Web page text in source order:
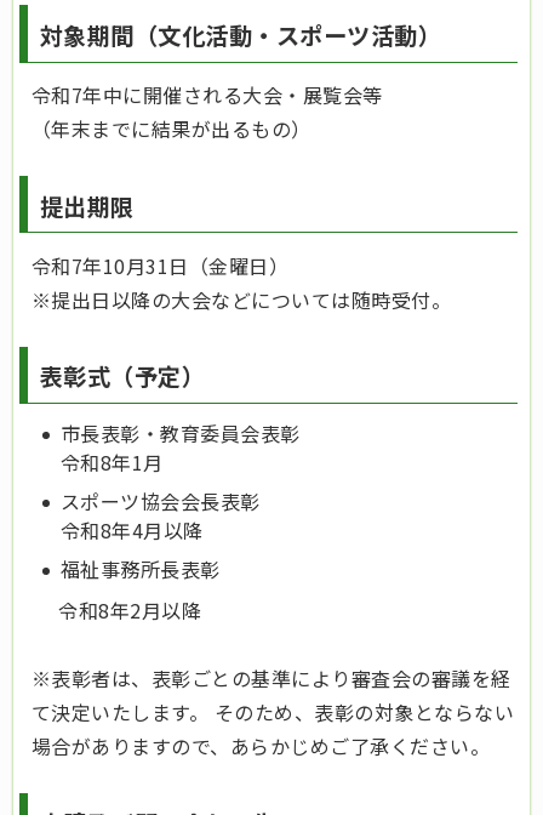
対象期間（文化活動・スポーツ活動）
令和7年中に開催される大会・展覧会等
（年末までに結果が出るもの）
提出期限
令和7年10月31日（金曜日）
※提出日以降の大会などについては随時受付。
表彰式（予定）
市長表彰・教育委員会表彰
令和8年1月
スポーツ協会会長表彰
令和8年4月以降
福祉事務所長表彰
令和8年2月以降
※表彰者は、表彰ごとの基準により審査会の審議を経
て決定いたします。 そのため、表彰の対象とならない
場合がありますので、あらかじめご了承ください。